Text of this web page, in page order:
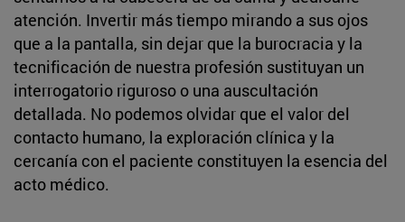
atención. Invertir más tiempo mirando a sus ojos
que a la pantalla, sin dejar que la burocracia y la
tecnificación de nuestra profesión sustituyan un
interrogatorio riguroso o una auscultación
detallada. No podemos olvidar que el valor del
contacto humano, la exploración clínica y la
cercanía con el paciente constituyen la esencia del
acto médico.